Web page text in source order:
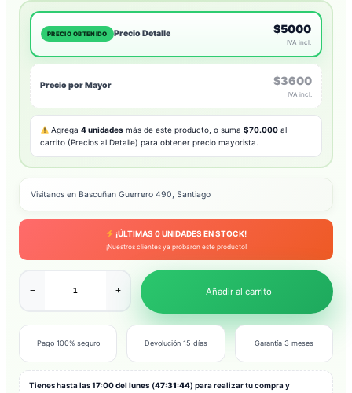
PRECIO OBTENIDO Precio Detalle $5000
IVA incl.
Precio por Mayor $3600
IVA incl.
Agrega4 unidades más de este producto, o suma$70.000 al
carrito (Precios al Detalle) para obtener precio mayorista.
Visitanos en Bascuñan Guerrero 490, Santiago
¡ÚLTIMAS0UNIDADES EN STOCK!
¡Nuestros clientes ya probaron este producto!
− + Añadir al carrito
Pago 100% seguro Devolución 15 días Garantía 3 meses
Tienes hasta las17:00 del lunes (47:31:42) para realizar tu compra y